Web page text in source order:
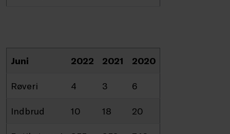
Juni 2022 2021 2020
Røveri 4 3 6
Indbrud 10 18 20